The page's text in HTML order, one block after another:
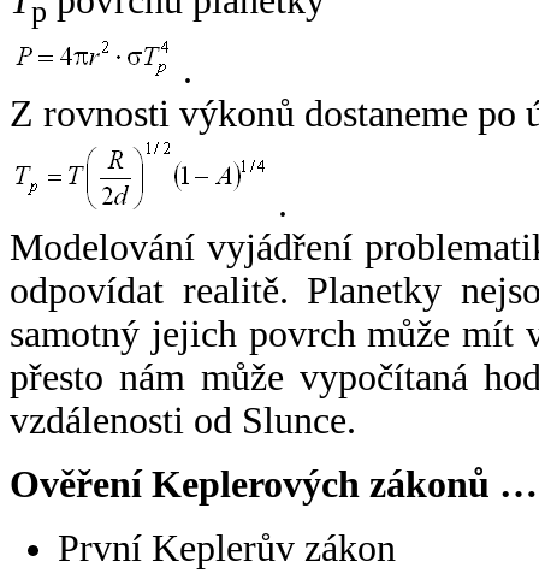
p
.
Z rovnosti výkonů dostaneme po
.
Modelování vyjádření
odpovídat realitě. Planetky
samotný jejich povrch může mít
přesto nám může vypočítaná
vzdálenosti od Slunce.
Ověření Keplerových zákonů …
První Keplerův zákon